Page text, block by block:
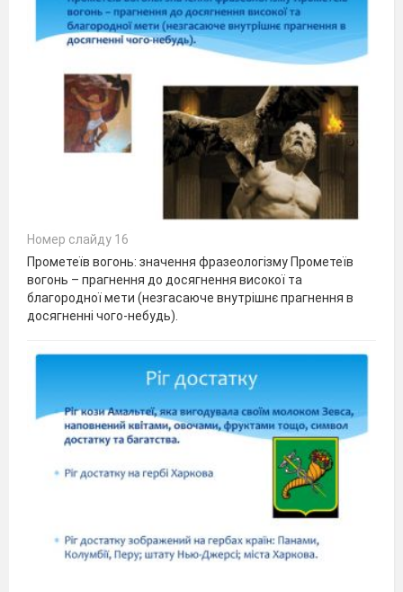
Номер слайду 16
Прометеїв вогонь: значення фразеологізму Прометеїв
вогонь – прагнення до досягнення високої та
благородної мети (незгасаюче внутрішнє прагнення в
досягненні чого-небудь).